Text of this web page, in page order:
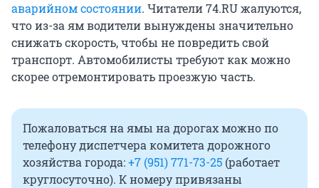
аварийном состоянии. Читатели 74.RU жалуются,
что из-за ям водители вынуждены значительно
снижать скорость, чтобы не повредить свой
транспорт. Автомобилисты требуют как можно
скорее отремонтировать проезжую часть.
Пожаловаться на ямы на дорогах можно по
телефону диспетчера комитета дорожного
хозяйства города:+7 (951) 771-73-25 (работает
круглосуточно). К номеру привязаны